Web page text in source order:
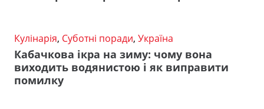
Кулінарія, Суботні поради, Україна
Кабачкова ікра на зиму: чому вона
виходить водянистою і як виправити
помилку